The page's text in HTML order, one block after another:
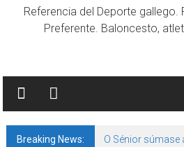
Referencia del Deporte gallego.
Preferente. Baloncesto,
Breaking News: O Sénior súmase